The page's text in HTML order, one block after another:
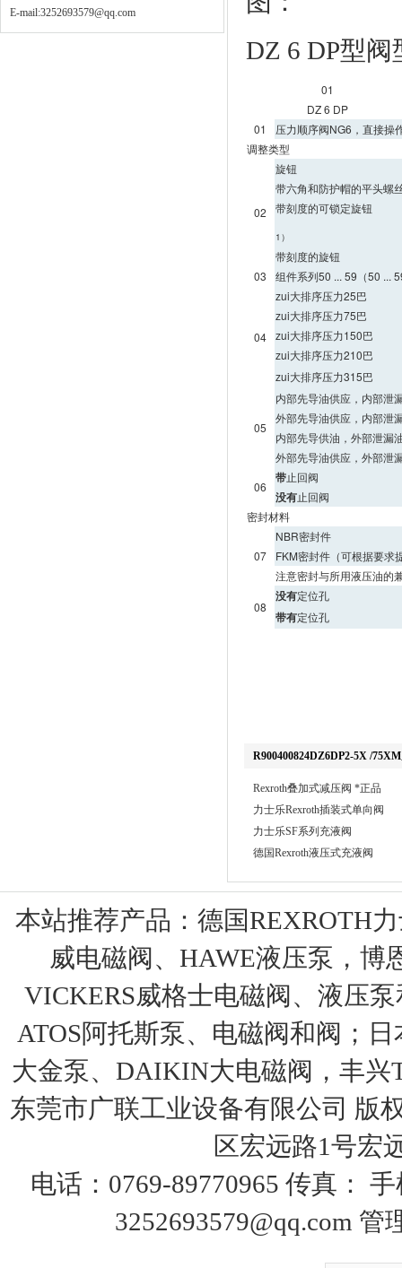
E-mail:3252693579@qq.com
DZ 6 DP型
01
DZ 6 DP
01
压力顺序阀NG6，直接操
调整类型
02
旋钮
带六角和防护帽的平头螺
带刻度的可锁定旋钮
1）
带刻度的旋钮
03
组件系列50 ... 59（50 ...
04
zui大排序压力25巴
zui大排序压力75巴
zui大排序压力150巴
zui大排序压力210巴
zui大排序压力315巴
05
内部先导油供应，内部泄
外部先导油供应，内部泄
内部先导供油，外部泄漏
外部先导油供应，外部泄
06
带止回阀
没有止回阀
密封材料
07
NBR密封件
FKM密封件（可根据要求
注意密封与所用液压油的
08
没有定位孔
带有定位孔
R900400824DZ6DP2-5X /
Rexroth叠加式减压阀 *正品
力士乐Rexroth插装式单向阀
力士乐SF系列充液阀
德国Rexroth液压式充液阀
本站推荐产品： 德国REXROTH
威电磁阀、HAWE液压泵，博
VICKERS威格士电磁阀、液压
ATOS阿托斯泵、电磁阀和阀；
大金泵、DAIKIN大电磁阀，丰
东莞市广联工业设备有限公司 版
区宏远路1号宏
电话：0769-89770965 传真：
3252693579@qq.com 管